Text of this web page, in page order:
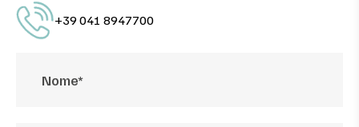
+39 041 8947700